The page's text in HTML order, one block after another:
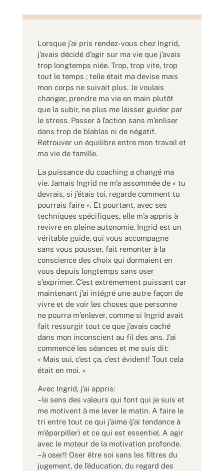
Lorsque j’ai pris rendez-vous chez Ingrid,
j’avais décidé d’agir sur ma vie que j’avais
trop longtemps niée. Trop, trop vite, trop
tout le temps ; telle était ma devise mais
mon corps ne suivait plus. Je voulais
changer, prendre ma vie en main plutôt
que la subir, ne plus me laisser guider par
le stress. Passer à l’action sans m’enliser
dans trop de blablas ni de négatif.
Retrouver un équilibre entre mon travail et
ma vie de famille.
La puissance du coaching a changé ma
vie. Jamais Ingrid ne m’a assommée de « tu
devrais, si j’étais toi, regarde comment tu
pourrais faire ». Et pourtant, avec ses
techniques spécifiques, elle m’a appris à
revivre en pleine autonomie. Ingrid est un
véritable guide, qui vous accompagne
sans vous pousser, fait remonter à la
conscience des choix qui dormaient en
vous depuis longtemps sans oser
s’exprimer. C’est extrêmement puissant car
maintenant j’ai intégré une autre façon de
vivre et de voir les choses que personne
ne pourra m’enlever, comme si Ingrid avait
fait ressurgir tout ce que j’avais caché
dans mon inconscient au fil des ans. J’ai
commencé les séances et me suis dit:
« Mais oui, c’est ça, c’est évident! Tout cela
était en moi. »
Avec Ingrid, j’ai appris:
– le sens des valeurs qui font qui je suis et
me motivent à me lever le matin. A faire le
tri entre tout ce qui j’aime (j’ai tendance à
m’éparpiller) et ce qui est essentiel. A agir
avec le moteur de la motivation profonde.
– à oser!! Oser être soi sans les filtres du
jugement, de l’éducation, du regard des